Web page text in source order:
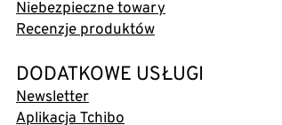
Niebezpieczne towary
Recenzje produktów
DODATKOWE USŁUGI
Newsletter
Aplikacja Tchibo